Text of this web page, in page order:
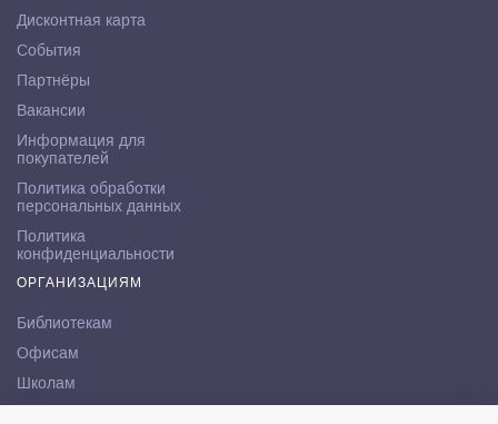
Дисконтная карта
События
Партнёры
Вакансии
Информация для
покупателей
Политика обработки
персональных данных
Политика
конфиденциальности
ОРГАНИЗАЦИЯМ
Библиотекам
Офисам
Школам